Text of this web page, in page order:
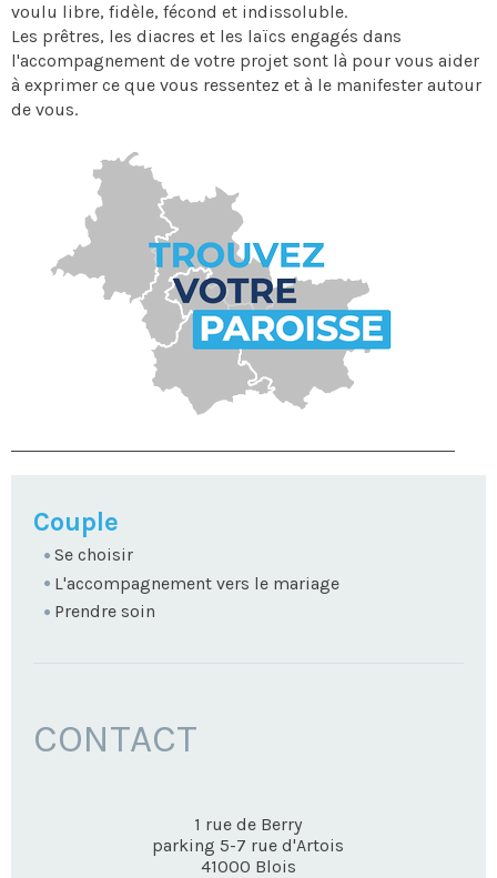
voulu libre, fidèle, fécond et indissoluble.
Les prêtres, les diacres et les laïcs engagés dans
l'accompagnement de votre projet sont là pour vous aider
à exprimer ce que vous ressentez et à le manifester autour
de vous.
NAVIGATION
Couple
Se choisir
L'accompagnement vers le mariage
Prendre soin
CONTACT
1 rue de Berry
parking 5-7 rue d'Artois
41000 Blois